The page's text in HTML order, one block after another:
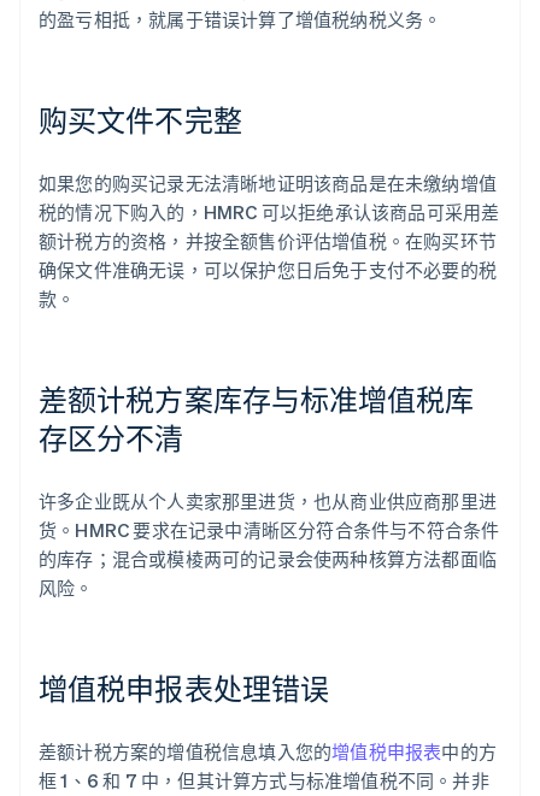
的盈亏相抵，就属于错误计算了增值税纳税义务。
购买文件不完整
如果您的购买记录无法清晰地证明该商品是在未缴纳增值
税的情况下购入的，HMRC 可以拒绝承认该商品可采用差
额计税方的资格，并按全额售价评估增值税。在购买环节
确保文件准确无误，可以保护您日后免于支付不必要的税
款。
差额计税方案库存与标准增值税库
存区分不清
许多企业既从个人卖家那里进货，也从商业供应商那里进
货。HMRC 要求在记录中清晰区分符合条件与不符合条件
的库存；混合或模棱两可的记录会使两种核算方法都面临
风险。
增值税申报表处理错误
差额计税方案的增值税信息填入您的增值税申报表中的方
框 1、6 和 7 中，但其计算方式与标准增值税不同。并非